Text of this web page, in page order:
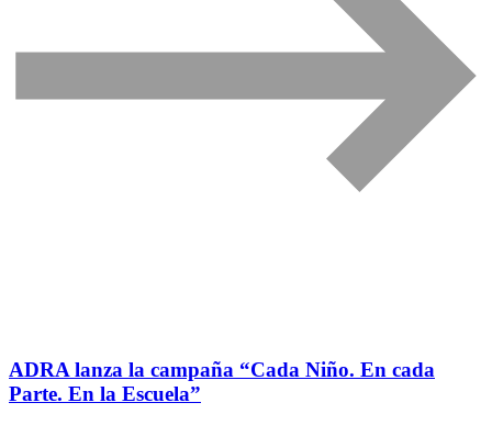
ADRA lanza la campaña “Cada Niño. En cada
Parte. En la Escuela”